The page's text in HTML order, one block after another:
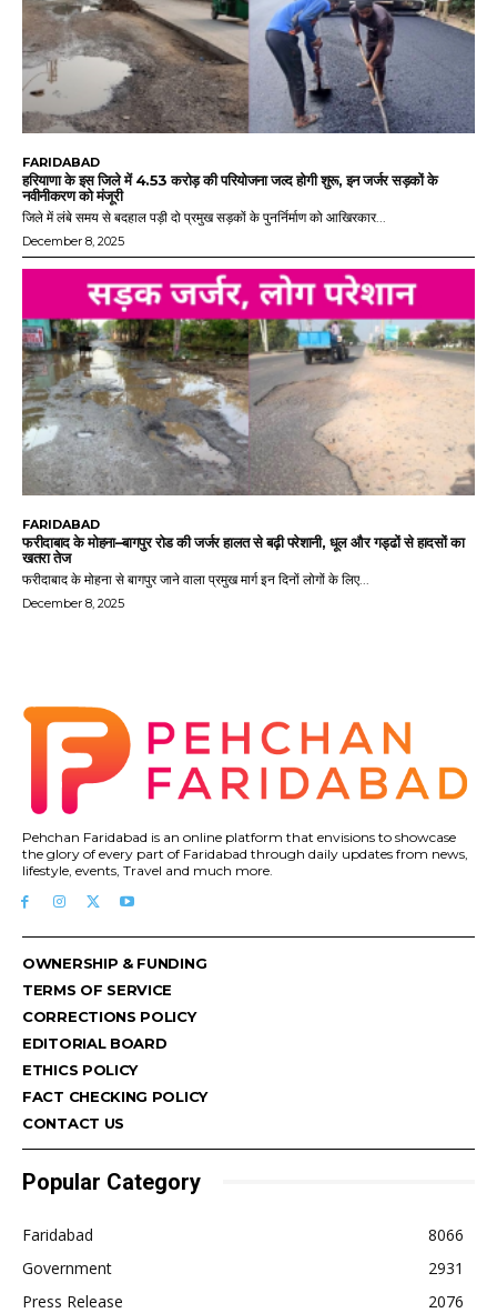
FARIDABAD
हरियाणा के इस जिले में 4.53 करोड़ की परियोजना जल्द होगी शुरू, इन जर्जर सड़कों के
नवीनीकरण को मंजूरी
जिले में लंबे समय से बदहाल पड़ी दो प्रमुख सड़कों के पुनर्निर्माण को आखिरकार...
December 8, 2025
FARIDABAD
फरीदाबाद के मोहना–बागपुर रोड की जर्जर हालत से बढ़ी परेशानी, धूल और गड्ढों से हादसों का
खतरा तेज
फरीदाबाद के मोहना से बागपुर जाने वाला प्रमुख मार्ग इन दिनों लोगों के लिए...
December 8, 2025
Pehchan Faridabad is an online platform that envisions to showcase
the glory of every part of Faridabad through daily updates from news,
lifestyle, events, Travel and much more.
OWNERSHIP & FUNDING
TERMS OF SERVICE
CORRECTIONS POLICY
EDITORIAL BOARD
ETHICS POLICY
FACT CHECKING POLICY
CONTACT US
Popular Category
Faridabad
8066
Government
2931
Press Release
2076